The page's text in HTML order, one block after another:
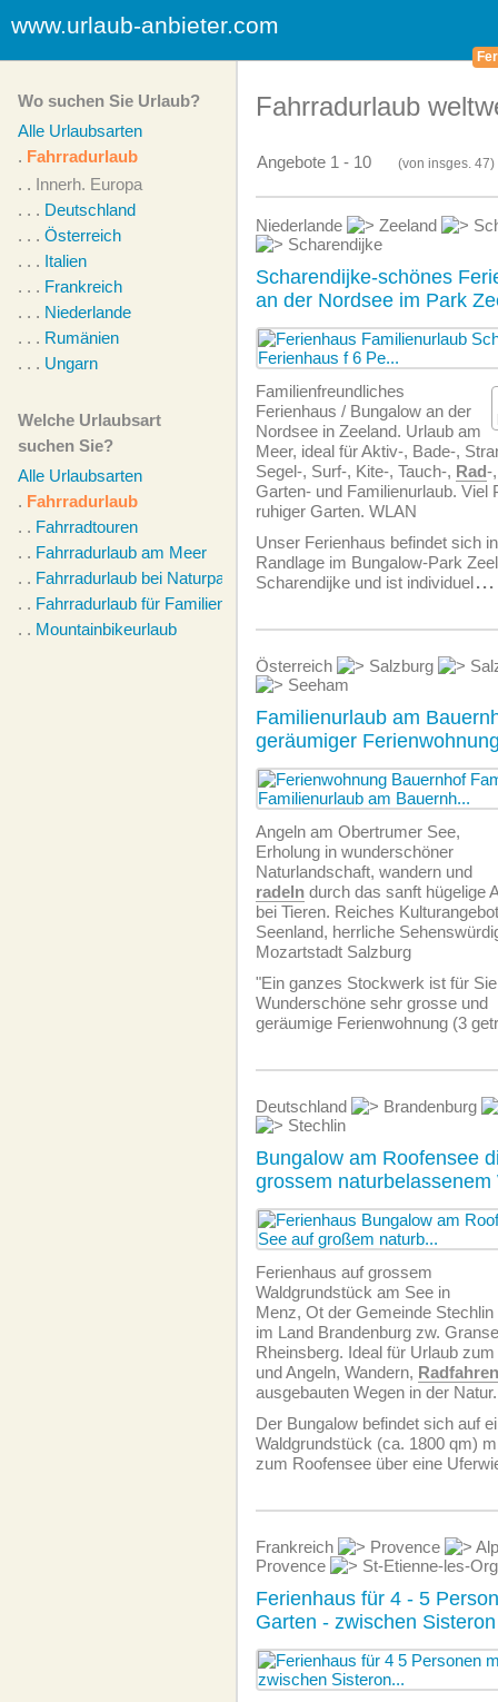
www.urlaub-anbieter.com
Wo suchen Sie Urlaub?
Alle Urlaubsarten
. Fahrradurlaub
. . Innerh. Europa
. . . Deutschland
. . . Österreich
. . . Italien
. . . Frankreich
. . . Niederlande
. . . Rumänien
. . . Ungarn
Welche Urlaubsart
suchen Sie?
Alle Urlaubsarten
. Fahrradurlaub
. . Fahrradtouren
. . Fahrradurlaub am Meer
. . Fahrradurlaub bei Naturpark
. . Fahrradurlaub für Familien
. . Mountainbikeurlaub
Fahrradurlaub
Angebote 1 - 10 (von insges. 47)
Niederlande Zeeland
Scharendijke
Scharendijke-schönes
an der Nordsee im Park
Familien­freundliches
Ferienhaus / Bungalow an der
Nordsee in Zeeland. Urlaub am
Meer, ideal für Aktiv-, Bade-,
Segel-, Surf-, Kite-, Tauch-, Rad-
Garten- und Familienurlaub. Viel
ruhiger Garten. WLAN
Unser Ferienhaus befindet sich
Randlage im Bungalow-Park
Scharendijke und ist individuel...
Österreich Salzburg
Seeham
Familienurlaub am
geräumiger
Angeln am Obertrumer See,
Erholung in wunderschöner
Naturlandschaft, wandern und
radeln durch das sanft hügelige
bei Tieren. Reiches
Seenland, herrliche
Mozartstadt Salzburg
"Ein ganzes Stockwerk ist für
Wunderschöne sehr grosse und
geräumige Ferien­wohnung (3
Deutschland
Brandenburg
Stechlin
Bungalow am Roofensee
grossem naturbelassenem
Ferienhaus auf grossem
Waldgrundstück am See in
Menz, Ot der Gemeinde Stechlin
im Land Brandenburg zw.
Rheinsberg. Ideal für Urlaub
und Angeln, Wandern, Radfahren
ausgebauten Wegen in der Natur.
Der Bungalow befindet sich auf
Waldgrundstück (ca. 1800 qm)
zum Roofensee über eine
Frankreich Provence
Provence
St-Etienne-les-
Ferienhaus für 4 - 5
Garten - zwischen